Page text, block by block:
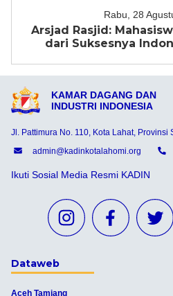
Rabu, 28
Arsjad Rasjid:
dari Suksesnya
KAMAR DAGANG DAN
INDUSTRI INDONESIA
Jl. Pattimura No. 110, Kota Lahat, Provinsi
admin@kadinkotalahomi.org
Ikuti Sosial Media Resmi KADIN
Dataweb
Aceh Tamiang